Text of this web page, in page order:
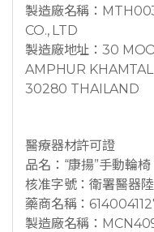
製造廠名稱：
CO., LTD
製造廠地址：30
AMPHUR
30280 THAILAND
醫療器材許可證
品名：“康揚”手動輪
核准字號：衛署醫器
藥商名稱：
製造廠名稱：